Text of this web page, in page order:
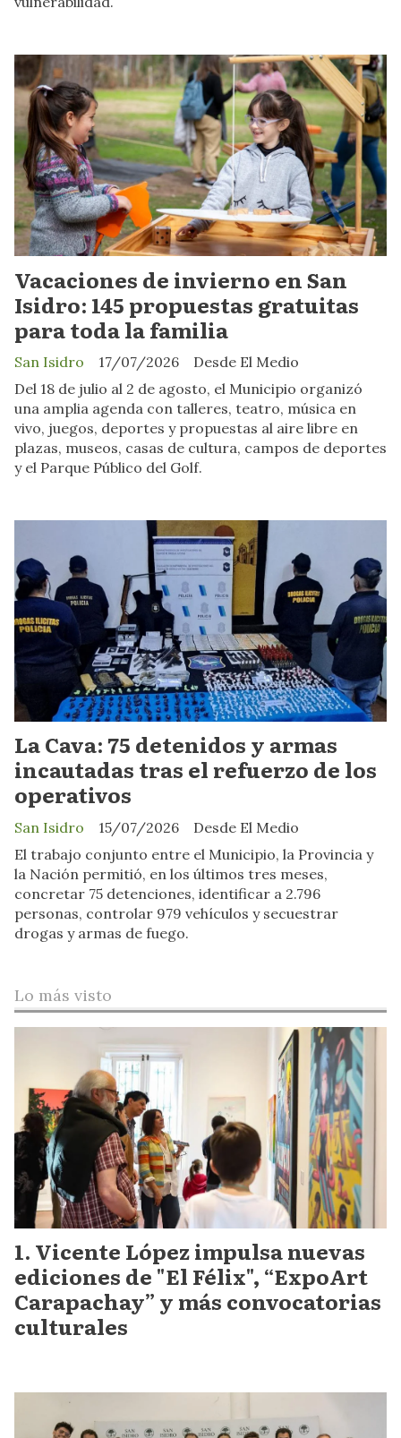
Vacaciones de invierno en San
Isidro: 145 propuestas gratuitas
para toda la familia
Desde El Medio
San Isidro
17/07/2026
Del 18 de julio al 2 de agosto, el Municipio organizó
una amplia agenda con talleres, teatro, música en
vivo, juegos, deportes y propuestas al aire libre en
plazas, museos, casas de cultura, campos de deportes
y el Parque Público del Golf.
La Cava: 75 detenidos y armas
incautadas tras el refuerzo de los
operativos
Desde El Medio
San Isidro
15/07/2026
El trabajo conjunto entre el Municipio, la Provincia y
la Nación permitió, en los últimos tres meses,
concretar 75 detenciones, identificar a 2.796
personas, controlar 979 vehículos y secuestrar
drogas y armas de fuego.
Lo más visto
Vicente López impulsa nuevas
ediciones de "El Félix", “ExpoArt
Carapachay” y más convocatorias
culturales